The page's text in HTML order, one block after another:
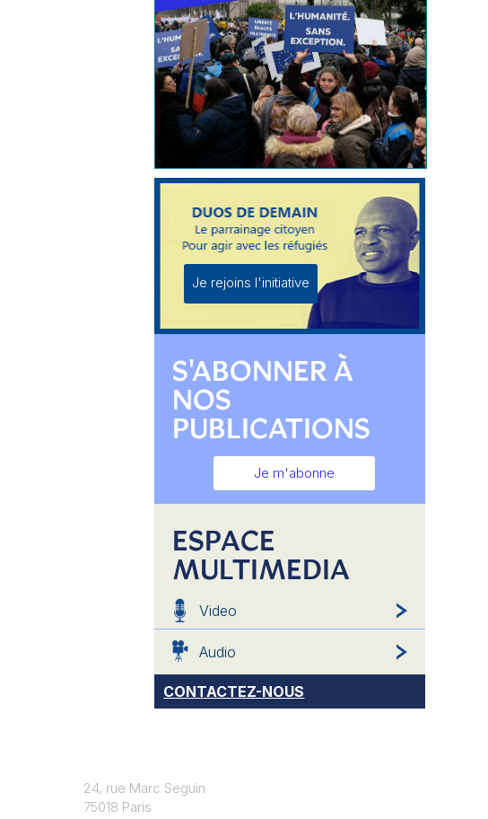
Je rejoins l'initiative
S'ABONNER À
NOS
PUBLICATIONS
Je m'abonne
ESPACE
MULTIMEDIA
Video
Audio
CONTACTEZ-NOUS
24, rue Marc Seguin
75018 Paris